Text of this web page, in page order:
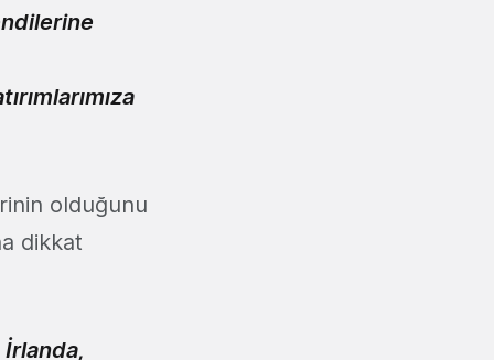
olduğunu
dikkat